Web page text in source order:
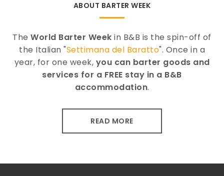
ABOUT BARTER WEEK
TheWorld Barter Week in B&B is the spin-off of
the Italian "Settimana del Baratto". Once in a
year, for one week, you can barter goods and
services for a FREE stay in a B&B
accommodation.
READ MORE